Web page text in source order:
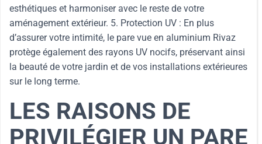
esthétiques et harmoniser avec le reste de votre
aménagement extérieur. 5. Protection UV : En plus
d’assurer votre intimité, le pare vue en aluminium Rivaz
protège également des rayons UV nocifs, préservant ainsi
la beauté de votre jardin et de vos installations extérieures
sur le long terme.
LES RAISONS DE
PRIVILÉGIER UN PARE